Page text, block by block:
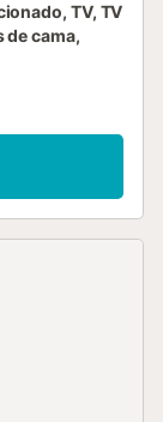
TV, TV
de cama,